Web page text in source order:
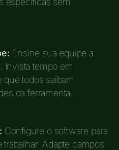
Ensine sua equipe a
Invista tempo em
que todos saibam
da ferramenta.
Configure o software para
Adapte campos